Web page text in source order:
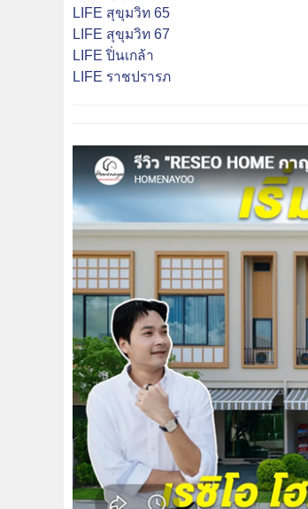
LIFE สุขุมวิท 65
LIFE สุขุมวิท 67
LIFE ปิ่นเกล้า
LIFE ราชปรารภ